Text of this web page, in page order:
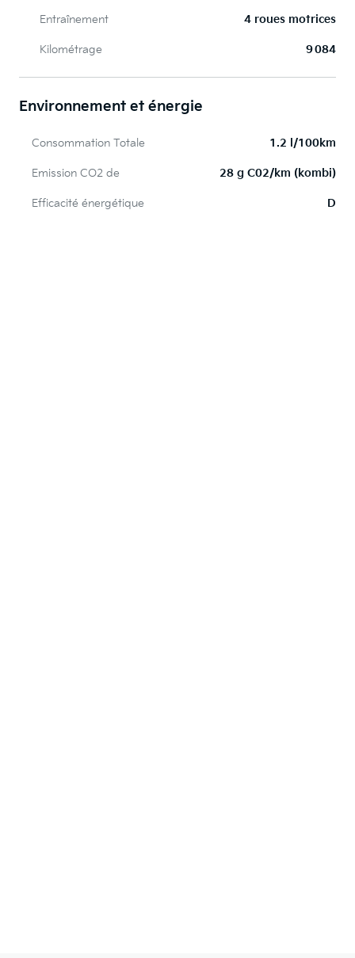
Entraînement 4 roues motrices
Kilométrage 9 084
Environnement et énergie
Consommation Totale 1.2 l/100km
Emission CO2 de 28 g C02/km (kombi)
Efficacité énergétique D